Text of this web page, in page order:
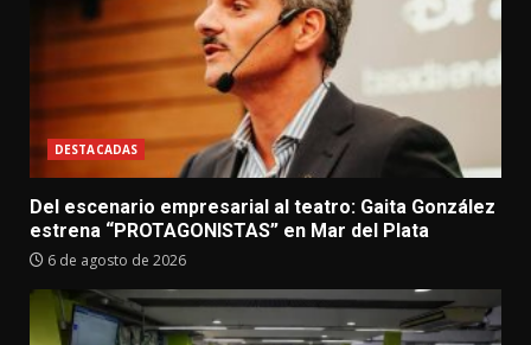
DESTACADAS
Del escenario empresarial al teatro: Gaita González
estrena “PROTAGONISTAS” en Mar del Plata
6 de agosto de 2026